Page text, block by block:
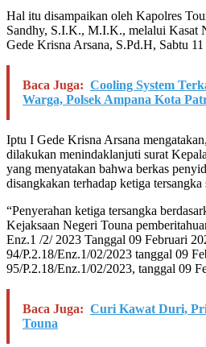
Hal itu disampaikan oleh Kapolres
Sandhy, S.I.K., M.I.K., melalui Kasat
Gede Krisna Arsana, S.Pd.H, Sabtu
Baca Juga: Cooling System
Warga, Polsek Ampana Kota
Iptu I Gede Krisna Arsana
dilakukan menindaklanjuti surat
yang menyatakan bahwa berkas
disangkakan terhadap ketiga
“Penyerahan ketiga tersangka
Kejaksaan Negeri Touna
Enz.1 /2/ 2023 Tanggal 09 Februari
94/P.2.18/Enz.1/02/2023 tanggal 09
95/P.2.18/Enz.1/02/2023, tanggal 09
Baca Juga: Curi Kawat Duri,
Touna